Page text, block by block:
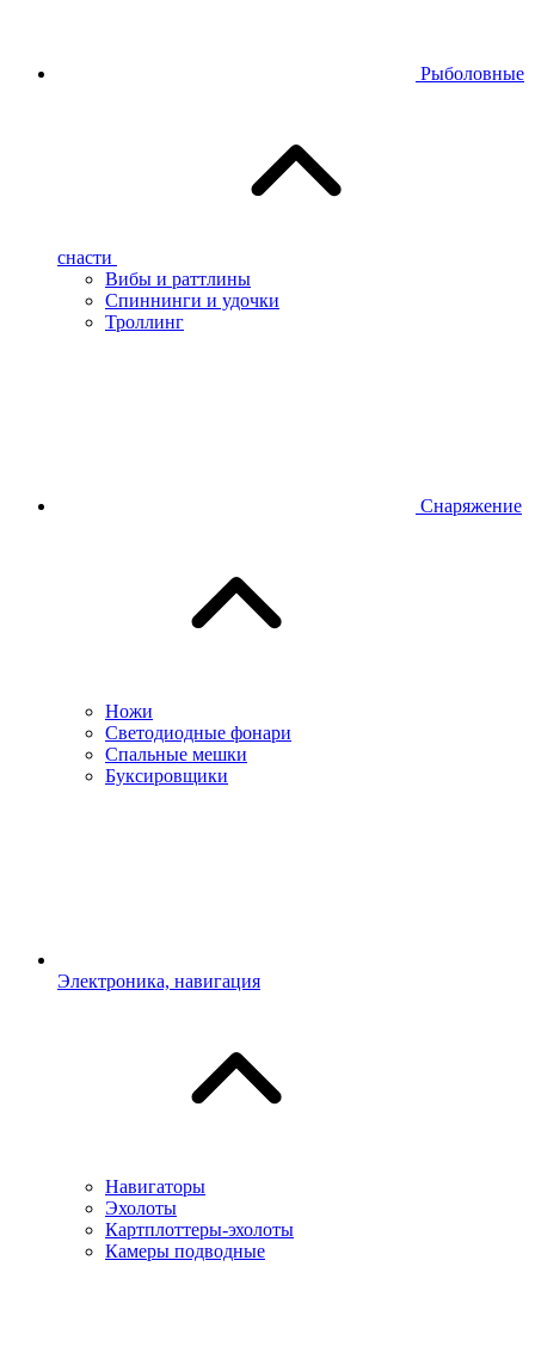
Рыболовные
снасти
Вибы и раттлины
Спиннинги и удочки
Троллинг
Снаряжение
Ножи
Светодиодные фонари
Спальные мешки
Буксировщики
Электроника, навигация
Навигаторы
Эхолоты
Картплоттеры-эхолоты
Камеры подводные